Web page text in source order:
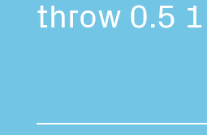
Transport informatie:
throw 0.5 1